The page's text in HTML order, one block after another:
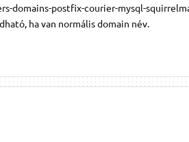
domains-postfix-courier-mysql-
ha van normális domain név.